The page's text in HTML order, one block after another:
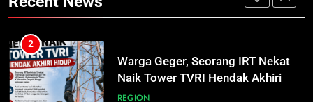
7 Hari
ECONOMY
3
Insiden Konsumen di SPBU
Pangkalan Bun Ditangani Cepat,
Pertamina Pastikan Pelayanan
ECONOMY